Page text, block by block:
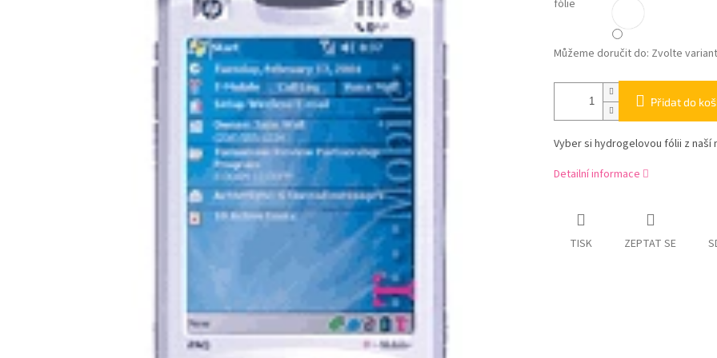
fólie
Můžeme doručit do: Zvolte
Přidat do
Vyber si hydrogelovou fólii z naší
Detailní informace
TISK ZEPTAT SE